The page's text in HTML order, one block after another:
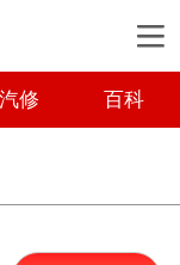
汽修 百科